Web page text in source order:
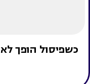
כשפיסול הופך